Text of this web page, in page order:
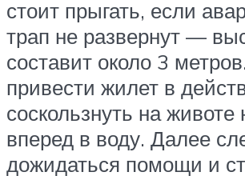
стоит прыгать, если
трап не развернут —
составит около 3
привести жилет в
соскользнуть на животе
вперед в воду. Далее
дожидаться помощи и